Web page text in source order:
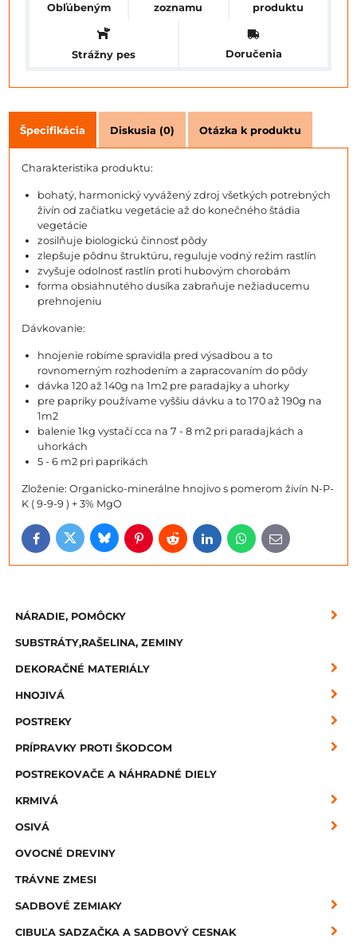
Obľúbeným
zoznamu
produktu
Strážny pes Doručenia
Špecifikácia Diskusia (0) Otázka k produktu
Charakteristika produktu:
bohatý, harmonický vyvážený zdroj všetkých potrebných
živín od začiatku vegetácie až do konečného štádia
vegetácie
zosilňuje biologickú činnosť pôdy
zlepšuje pôdnu štruktúru, reguluje vodný režim rastlín
zvyšuje odolnosť rastlín proti hubovým chorobám
forma obsiahnutého dusíka zabraňuje nežiaducemu
prehnojeniu
Dávkovanie:
hnojenie robíme spravidla pred výsadbou a to
rovnomerným rozhodením a zapracovaním do pôdy
dávka 120 až 140g na 1m2 pre paradajky a uhorky
pre papriky používame vyššiu dávku a to 170 až 190g na
1m2
balenie 1kg vystačí cca na 7 - 8 m2 pri paradajkách a
uhorkách
5 - 6 m2 pri paprikách
Zloženie: Organicko-minerálne hnojivo s pomerom živín N-P-
K ( 9-9-9 ) + 3% MgO
FacebookTwitterBlueskyPinterestRedditLinkedInWhatsApp
E-
mail
NÁRADIE, POMÔCKY
SUBSTRÁTY,RAŠELINA, ZEMINY
DEKORAČNÉ MATERIÁLY
HNOJIVÁ
POSTREKY
PRÍPRAVKY PROTI ŠKODCOM
POSTREKOVAČE A NÁHRADNÉ DIELY
KRMIVÁ
OSIVÁ
OVOCNÉ DREVINY
TRÁVNE ZMESI
SADBOVÉ ZEMIAKY
CIBUĽA SADZAČKA A SADBOVÝ CESNAK